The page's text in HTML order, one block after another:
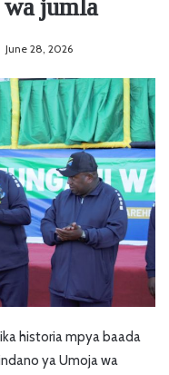
jumla
June 28, 2026
historia mpya baada
ya Umoja wa